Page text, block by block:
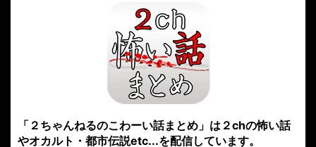
「２ちゃんねるのこわーい話まとめ」は２chの怖い話
やオカルト・都市伝説etc...を配信しています。